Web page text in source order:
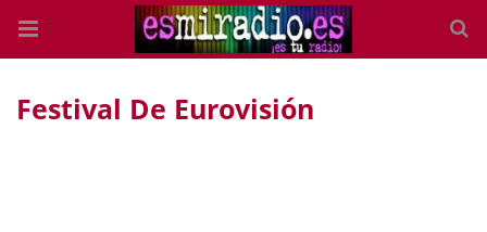
Festival De Eurovisión